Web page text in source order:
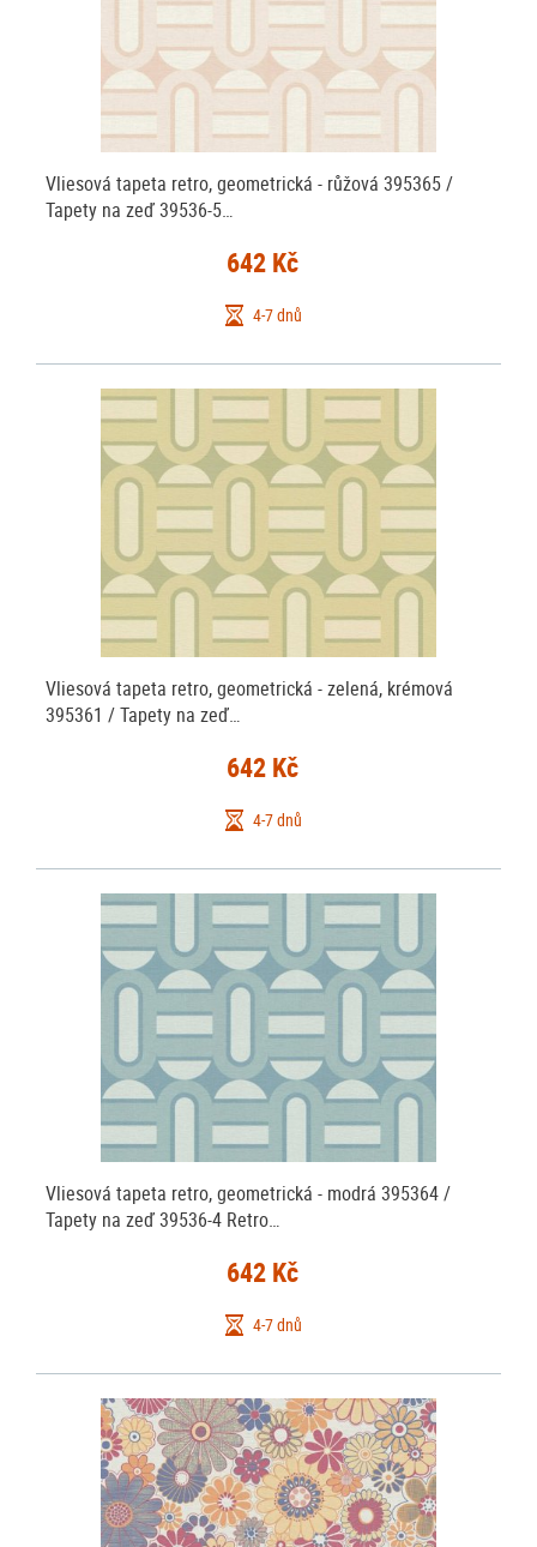
Vliesová tapeta retro, geometrická - růžová 395365 /
Tapety na zeď 39536-5…
642 Kč
4-7 dnů
Vliesová tapeta retro, geometrická - zelená, krémová
395361 / Tapety na zeď…
642 Kč
4-7 dnů
Vliesová tapeta retro, geometrická - modrá 395364 /
Tapety na zeď 39536-4 Retro…
642 Kč
4-7 dnů